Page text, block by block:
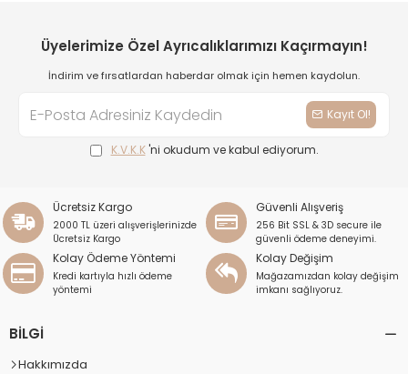
Üyelerimize Özel Ayrıcalıklarımızı Kaçırmayın!
İndirim ve fırsatlardan haberdar olmak için hemen kaydolun.
Kayıt Ol!
K.V.K.K 'ni okudum ve kabul ediyorum.
Ücretsiz Kargo
2000 TL üzeri alışverişlerinizde
Ücretsiz Kargo
Güvenli Alışveriş
256 Bit SSL & 3D secure ile
güvenli ödeme deneyimi.
Kolay Ödeme Yöntemi
Kredi kartıyla hızlı ödeme
yöntemi
Kolay Değişim
Mağazamızdan kolay değişim
imkanı sağlıyoruz.
BİLGİ
Hakkımızda